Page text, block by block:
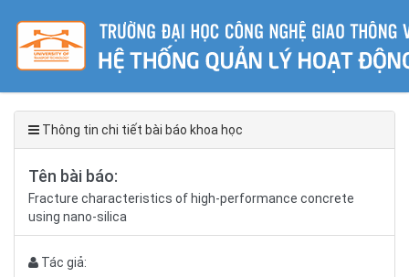
Thông tin chi tiết bài báo khoa học
Tên bài báo:
Fracture characteristics of high-performance concrete
using nano-silica
Tác giả: